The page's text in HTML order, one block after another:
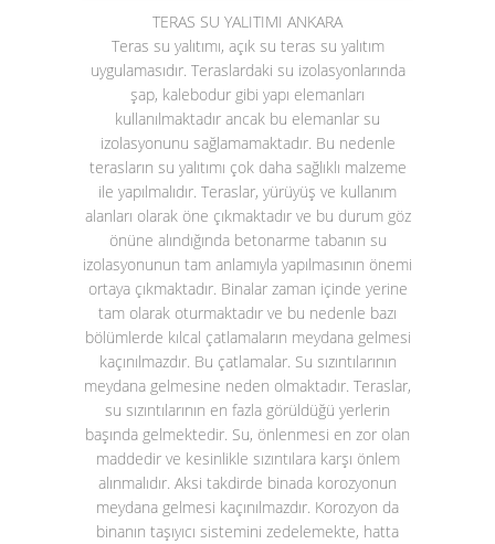
TERAS SU YALITIMI ANKARA
Teras su yalıtımı, açık su teras su yalıtım
uygulamasıdır. Teraslardaki su izolasyonlarında
şap, kalebodur gibi yapı elemanları
kullanılmaktadır ancak bu elemanlar su
izolasyonunu sağlamamaktadır. Bu nedenle
terasların su yalıtımı çok daha sağlıklı malzeme
ile yapılmalıdır. Teraslar, yürüyüş ve kullanım
alanları olarak öne çıkmaktadır ve bu durum göz
önüne alındığında betonarme tabanın su
izolasyonunun tam anlamıyla yapılmasının önemi
ortaya çıkmaktadır. Binalar zaman içinde yerine
tam olarak oturmaktadır ve bu nedenle bazı
bölümlerde kılcal çatlamaların meydana gelmesi
kaçınılmazdır. Bu çatlamalar. Su sızıntılarının
meydana gelmesine neden olmaktadır. Teraslar,
su sızıntılarının en fazla görüldüğü yerlerin
başında gelmektedir. Su, önlenmesi en zor olan
maddedir ve kesinlikle sızıntılara karşı önlem
alınmalıdır. Aksi takdirde binada korozyonun
meydana gelmesi kaçınılmazdır. Korozyon da
binanın taşıyıcı sistemini zedelemekte, hatta